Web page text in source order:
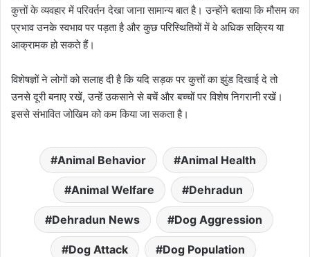
कुत्तों के व्यवहार में परिवर्तन देखा जाना सामान्य बात है। उन्होंने बताया कि मौसम का
प्रभाव उनके स्वभाव पर पड़ता है और कुछ परिस्थितियों में वे अधिक सक्रिय या
आक्रामक हो सकते हैं।
विशेषज्ञों ने लोगों को सलाह दी है कि यदि सड़क पर कुत्तों का झुंड दिखाई दे तो
उनसे दूरी बनाए रखें, उन्हें उकसाने से बचें और बच्चों पर विशेष निगरानी रखें।
इससे संभावित जोखिम को कम किया जा सकता है।
Animal Behavior Animal Health
Animal Welfare Dehradun
Dehradun News Dog Aggression
Dog Attack Dog Population